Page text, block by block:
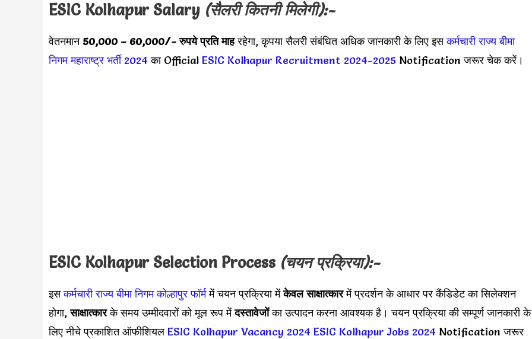
ESIC Kolhapur Salary (सैलरी कितनी मिलेगी):-
वेतनमान 50,000 – 60,000/- रुपये प्रति माहरहेगा, कृपया सैलरी संबंधित अधिक जानकारी के लिए इसकर्मचारी राज्य बीमा
निगम महाराष्ट्र भर्ती 2024 का Official ESIC Kolhapur Recruitment 2024-2025 Notification जरूर चेक करें।
ESIC Kolhapur Selection Process (चयन प्रक्रिया):-
इसकर्मचारी राज्य बीमा निगम कोल्हापुर फॉर्ममें चयन प्रक्रिया मेंकेवल साक्षात्कारमें प्रदर्शन के आधार पर कैंडिडेट का सिलेक्शन
होगा,साक्षात्कारके समय उम्मीदवारों को मूल रूप मेंदस्तावेजोंका उत्पादन करना आवश्यक है। चयन प्रक्रिया की सम्पूर्ण जानकारी के
लिए नीचे प्रकाशित ऑफीशियल ESIC Kolhapur Vacancy 2024 ESIC Kolhapur Jobs 2024 Notification जरूर